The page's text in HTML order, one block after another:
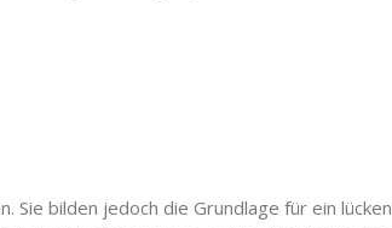
Sie bilden jedoch die Grundlage für ein